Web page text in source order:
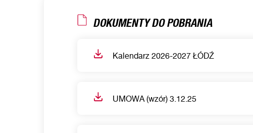
DOKUMENTY DO POBRANIA
Kalendarz 2026-2027 ŁÓDŹ
UMOWA (wzór) 3.12.25